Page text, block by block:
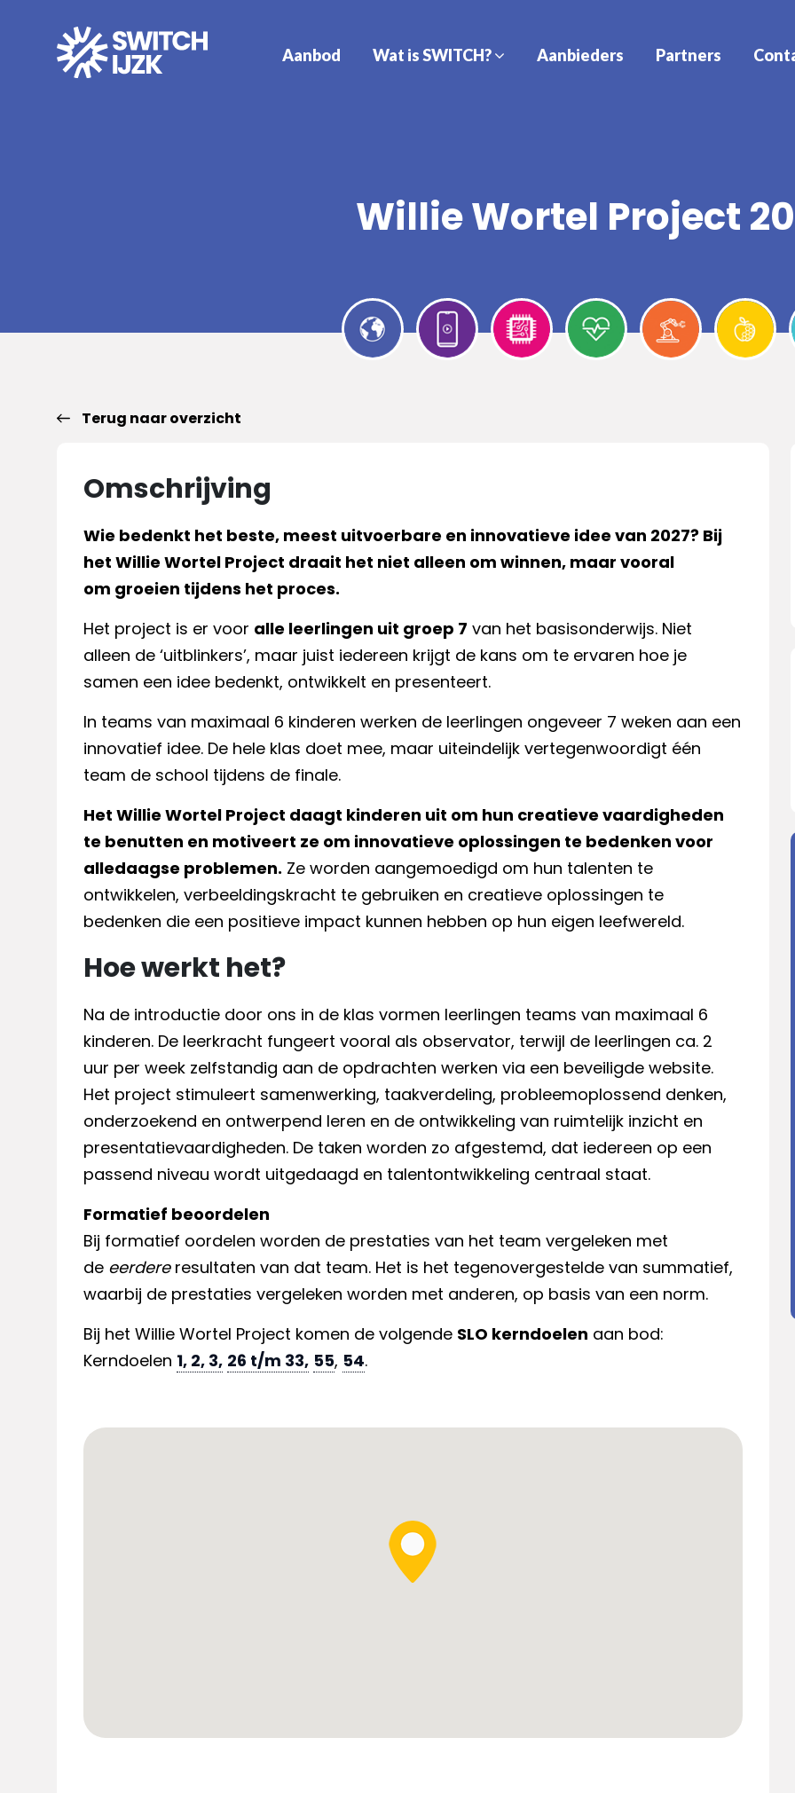
Aanbod Wat is SWITCH? Aanbieders Partners
Willie Wortel Project
Terug naar overzicht
Omschrijving
Wie bedenkt het beste, meest uitvoerbare en innovatieve idee van 2027? Bij
het Willie Wortel Project draait het niet alleen om winnen, maar vooral
om groeien tijdens het proces.
Het project is er voor alle leerlingen uit groep 7 van het basisonderwijs. Niet
alleen de ‘uitblinkers’, maar juist iedereen krijgt de kans om te ervaren hoe je
samen een idee bedenkt, ontwikkelt en presenteert.
In teams van maximaal 6 kinderen werken de leerlingen ongeveer 7 weken aan een
innovatief idee. De hele klas doet mee, maar uiteindelijk vertegenwoordigt één
team de school tijdens de finale.
Het Willie Wortel Project daagt kinderen uit om hun creatieve vaardigheden
te benutten en motiveert ze om innovatieve oplossingen te bedenken voor
alledaagse problemen. Ze worden aangemoedigd om hun talenten te
ontwikkelen, verbeeldingskracht te gebruiken en creatieve oplossingen te
bedenken die een positieve impact kunnen hebben op hun eigen leefwereld.
Hoe werkt het?
Na de introductie door ons in de klas vormen leerlingen teams van maximaal 6
kinderen. De leerkracht fungeert vooral als observator, terwijl de leerlingen ca. 2
uur per week zelfstandig aan de opdrachten werken via een beveiligde website.
Het project stimuleert samenwerking, taakverdeling, probleemoplossend denken,
onderzoekend en ontwerpend leren en de ontwikkeling van ruimtelijk inzicht en
presentatievaardigheden. De taken worden zo afgestemd, dat iedereen op een
passend niveau wordt uitgedaagd en talentontwikkeling centraal staat.
Formatief beoordelen
Bij formatief oordelen worden de prestaties van het team vergeleken met
de eerdereresultaten van dat team. Het is het tegenovergestelde van summatief,
waarbij de prestaties vergeleken worden met anderen, op basis van een norm.
Bij het Willie Wortel Project komen de volgende SLO kerndoelen aan bod:
Kerndoelen 1, 2, 3, 26 t/m 33, 55, 54.